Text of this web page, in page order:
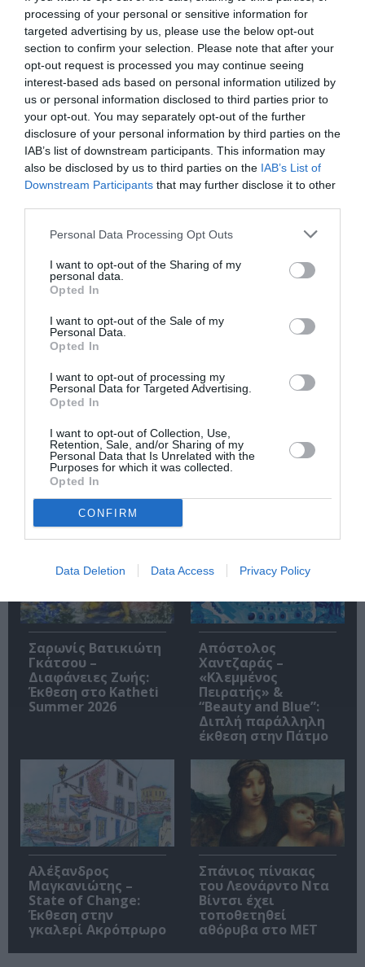
processing of your personal or sensitive information for
targeted advertising by us, please use the below opt-out
section to confirm your selection. Please note that after your
opt-out request is processed you may continue seeing
interest-based ads based on personal information utilized by
us or personal information disclosed to third parties prior to
your opt-out. You may separately opt-out of the further
disclosure of your personal information by third parties on the
IAB’s list of downstream participants. This information may
also be disclosed by us to third parties on the IAB’s List of
Downstream Participants that may further disclose it to other
Personal Data Processing Opt Outs
I want to opt-out of the Sharing of my
personal data.
Opted In
I want to opt-out of the Sale of my
Personal Data.
Opted In
I want to opt-out of processing my
Personal Data for Targeted Advertising.
Opted In
I want to opt-out of Collection, Use,
Retention, Sale, and/or Sharing of my
Personal Data that Is Unrelated with the
Purposes for which it was collected.
Opted In
CONFIRM
Data Deletion Data Access Privacy Policy
Νέοι Διαγωνισμοί❯
Tags
ΓΙΑΝΝΗΣ ΛΑΣΗΘΙΩΤΑΚΗΣ
ΓΛΥΠΤΙΚΗ - ΧΑΡΑΚΤΙΚΗ
ΔΩΡΕΑΝ ΕΚΔΗΛΩΣΕΙΣ
ΖΩΓΡΑΦΙΚΗ
ΗΩ ΑΓΓΕΛΗ
ΜΑΡΙΑ ΓΙΑΝΝΑΚΑΚΗ
ΜΙΧΑΛΗΣ ΜΑΔΕΝΗΣ
Newsletter
Κάθε βδομάδα στο e-mail σας τα τελευταία νέα για
Σχετικά Άρθρα
Σαρωνίς Βατικιώτη
Γκάτσου –
Διαφάνειες Ζωής:
Έκθεση στο Katheti
Summer 2026
Απόστολος
Χαντζαράς –
«Κλεμμένος
Πειρατής» &
“Beauty and Blue”:
Διπλή παράλληλη
έκθεση στην Πάτμο
Αλέξανδρος
Μαγκανιώτης –
State of Change:
Έκθεση στην
γκαλερί Ακρόπρωρο
Σπάνιος πίνακας
του Λεονάρντο Ντα
Βίντσι έχει
τοποθετηθεί
αθόρυβα στο MET